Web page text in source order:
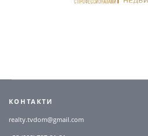
КОНТАКТИ
realty.tvdom@gmail.com